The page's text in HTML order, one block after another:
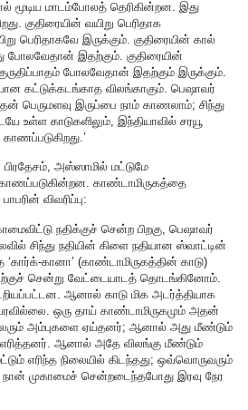
மூடிய மாடம்போலத் தெரிகின்றன. இது
குதிரையின் வயிறு பெரிதாக
பெரிதாகவே இருக்கும். குதிரையின் கால்
போலவேதான் இதற்கும். குதிரையின்
போலவேதான் இதற்கும் இருக்கும்.
கட்டுக்கடங்காத விலங்காகும். பெஷாவர்
பெருமளவு இருப்பை நாம் காணலாம்; சிந்து
உள்ள காடுகளிலும், இந்தியாவில் சரயூ
அஸ்ஸாமில் மட்டுமே
காண்டாமிருகத்தை
விவரிப்பு:
நதிக்குச் சென்ற பிறகு, பெஷாவர்
சிந்து நதியின் கிளை நதியான ஸ்வாட்டின்
கானா’ (காண்டாமிருகத்தின் காடு)
சென்று வேட்டையாடத் தொடங்கினோம்.
ஆனால் காடு மிக அடர்த்தியாக
ஒரு தாய் காண்டாமிருகமும் அதன்
பலரும் அம்புகளை ஏய்தனர்; ஆனால் அது மீண்டும்
எரித்தனர். ஆனால் அதே விலங்கு மீண்டும்
எரிந்த நிலையில் கிடந்தது; ஒவ்வொருவரும்
முகாமைச் சென்றடைந்தபோது இரவு நேர